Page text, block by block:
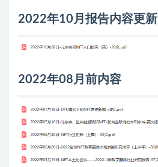
2022年10月报告内容更新
2022年08月前内容